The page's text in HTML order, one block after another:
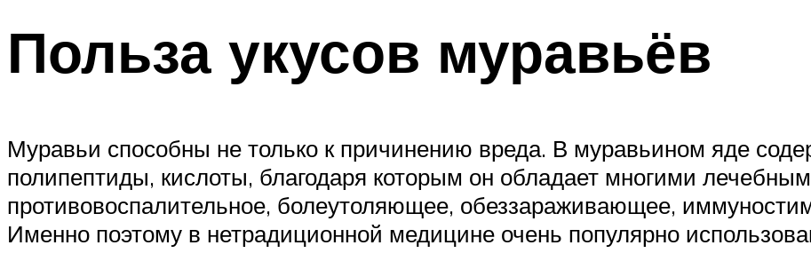
Польза укусов муравьёв
Муравьи способны не только к причинению вреда. В муравьином яде
полипептиды, кислоты, благодаря которым он обладает многими
противовоспалительное, болеутоляющее, обеззараживающее,
Именно поэтому в нетрадиционной медицине очень популярно